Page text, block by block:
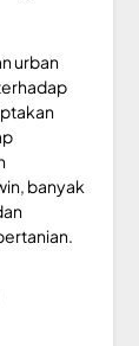
urban
banyak